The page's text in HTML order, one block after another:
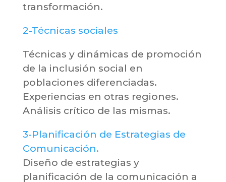
transformación.
2-Técnicas sociales
Técnicas y dinámicas de promoción
de la inclusión social en
poblaciones diferenciadas.
Experiencias en otras regiones.
Análisis crítico de las mismas.
3-Planificación de Estrategias de
Comunicación.
Diseño de estrategias y
planificación de la comunicación a